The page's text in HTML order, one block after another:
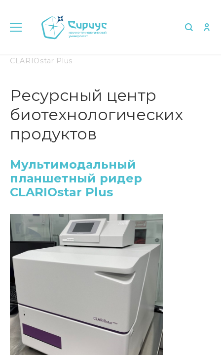
CLARIOstar Plus
Ресурсный центр
биотехнологических
продуктов
Мультимодальный
планшетный ридер
CLARIOstar Plus